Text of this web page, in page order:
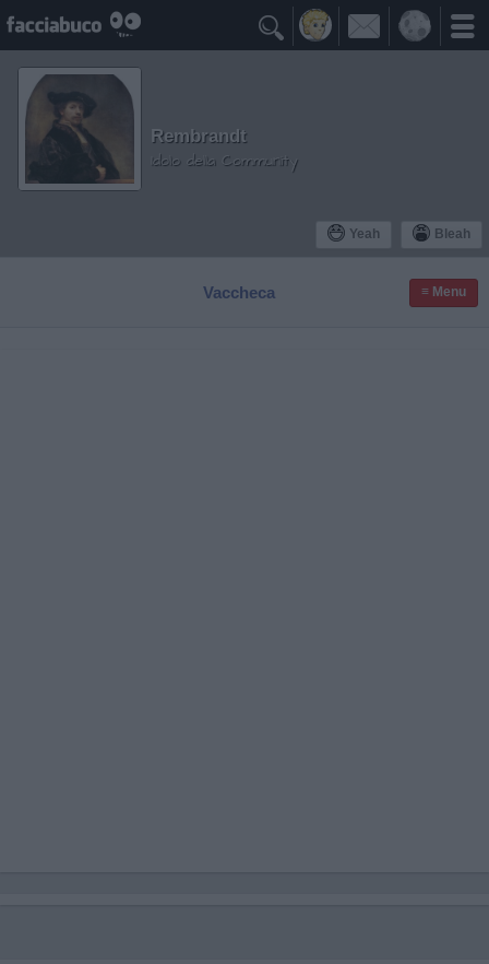

Yeah Bleah
Rembrandt
Idolo della Community
Vaccheca ≡ Menu